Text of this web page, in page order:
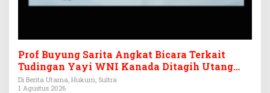
Prof Buyung Sarita Angkat Bicara Terkait
Tudingan Yayi WNI Kanada Ditagih Utang
Rp3,6 Miliar
Di Berita Utama, Hukum, Sultra
1 Agustus 2026